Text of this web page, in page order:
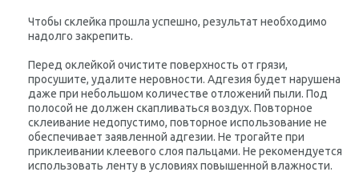
Чтобы склейка прошла успешно, результат необходимо
надолго закрепить.
Перед оклейкой очистите поверхность от грязи,
просушите, удалите неровности. Адгезия будет нарушена
даже при небольшом количестве отложений пыли. Под
полосой не должен скапливаться воздух. Повторное
склеивание недопустимо, повторное использование не
обеспечивает заявленной адгезии. Не трогайте при
приклеивании клеевого слоя пальцами. Не рекомендуется
использовать ленту в условиях повышенной влажности.